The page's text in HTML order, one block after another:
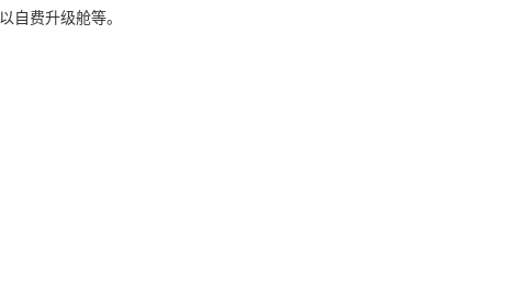
自费升级舱等。